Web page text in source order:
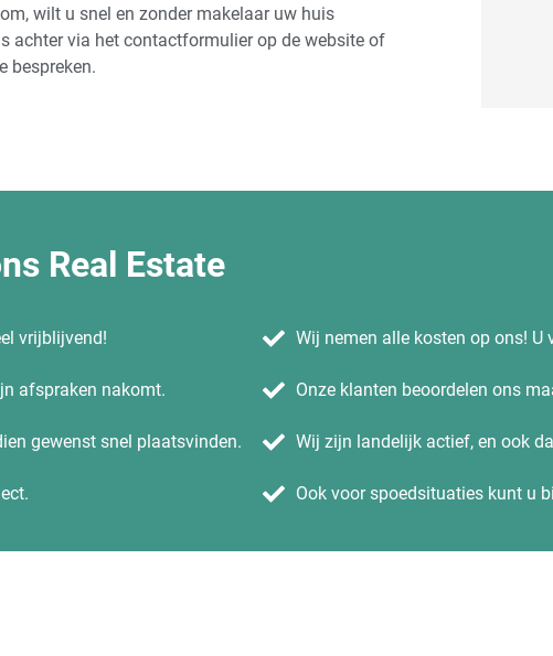
wilt u snel en zonder makelaar uw huis
achter via het contactformulier op de website of
bespreken.
Real Estate
vrijblijvend!
afspraken nakomt.
gewenst snel plaatsvinden.
Wij nemen alle kosten op ons!
Onze klanten beoordelen ons
Wij zijn landelijk actief, en ook
Ook voor spoedsituaties kunt u